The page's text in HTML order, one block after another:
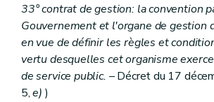
33° contrat de gestion: la convention
Gouvernement et l'organe de gestion
en vue de définir les règles et
vertu desquelles cet organisme
de service public. – Décret du 17
5,e) )